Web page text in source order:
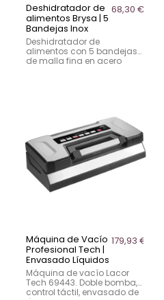
Deshidratador de
alimentos Brysa | 5
Bandejas Inox
68,30 €
Deshidratador de
alimentos con 5 bandejas
de malla fina en acero
deshidratación controlada
en entornos profesionales
ligeros y uso intensivo no
industrial.
Máquina de Vacío
Profesional Tech |
Envasado Líquidos
179,93 €
Máquina de vacío Lacor
Tech 69443. Doble bomba,
control táctil, envasado de